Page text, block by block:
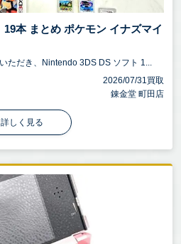
本 まとめ ポケモン イナズマイ
ただき、Nintendo 3DS DS ソフト 1...
2026/07/31買取
錬金堂 町田店
詳しく見る